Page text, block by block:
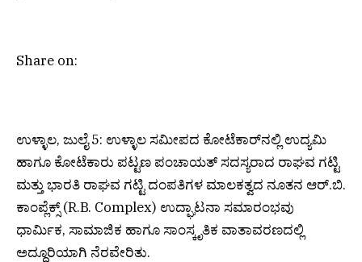
Share on:
ಉಳ್ಳಾಲ, ಜುಲೈ 5: ಉಳ್ಳಾಲ ಸಮೀಪದ ಕೋಟೆಕಾರ್‌ನಲ್ಲಿ ಉದ್ಯಮಿ
ಹಾಗೂ ಕೋಟೆಕಾರು ಪಟ್ಟಣ ಪಂಚಾಯತ್ ಸದಸ್ಯರಾದ ರಾಘವ ಗಟ್ಟಿ
ಮತ್ತು ಭಾರತಿ ರಾಘವ ಗಟ್ಟಿ ದಂಪತಿಗಳ ಮಾಲಕತ್ವದ ನೂತನ ಆರ್.ಬಿ.
ಕಾಂಪ್ಲೆಕ್ಸ್ (R.B. Complex) ಉದ್ಘಾಟನಾ ಸಮಾರಂಭವು
ಧಾರ್ಮಿಕ, ಸಾಮಾಜಿಕ ಹಾಗೂ ಸಾಂಸ್ಕೃತಿಕ ವಾತಾವರಣದಲ್ಲಿ
ಅದ್ದೂರಿಯಾಗಿ ನೆರವೇರಿತು.